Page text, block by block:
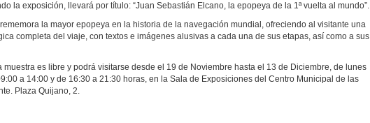
la exposición, llevará por título: “Juan Sebastián Elcano, la epopeya de la 1ª vuelta al mundo”.
la mayor epopeya en la historia de la navegación mundial, ofreciendo al visitante una
completa del viaje, con textos e imágenes alusivas a cada una de sus etapas, así como a sus
muestra es libre y podrá visitarse desde el 19 de Noviembre hasta el 13 de Diciembre, de lunes
a 14:00 y de 16:30 a 21:30 horas, en la Sala de Exposiciones del Centro Municipal de las
Plaza Quijano, 2.